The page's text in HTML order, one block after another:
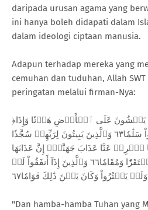
daripada urusan agama yang
ini hanya boleh didapati dalam
dalam ideologi ciptaan manusia.
Adapun terhadap mereka yang
cemuhan dan tuduhan, Allah
peringatan melalui firman-Nya:
﴿وَعِبَادُ ٱلرَّحۡمَٰنِ ٱلَّذِينَ يَمۡشُونَ عَلَى ٱلۡأَرۡضِ هَوۡنٗا وَإِذَا
خَاطَبَهُمُ ٱلۡجَٰهِلُونَ قَالُواْ سَلَٰمٗا٦٣ وَٱلَّذِينَ يَبِيتُونَ لِرَبِّهِمۡ سُجَّدٗا
رَبَّنَا ٱصۡرِفۡ عَنَّا عَذَابَ جَهَنَّمَۖ إِنَّ عَذَابَهَا
كَانَ غَرَامًا٦٥ إِنَّهَا سَآءَتۡ مُسۡتَقَرّٗا وَمُقَامٗا٦٦ وَٱلَّذِينَ إِذَآ أَنفَقُواْ لَمۡ
"Dan hamba-hamba Tuhan yang